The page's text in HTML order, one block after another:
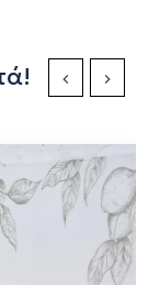
Previous Slide
Next